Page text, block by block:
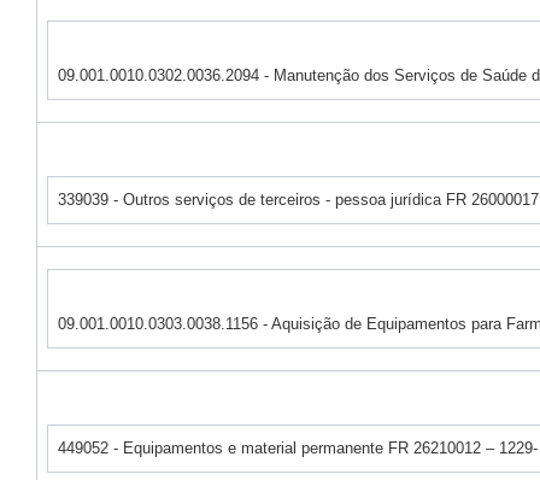
09.001.0010.0302.0036.2094 - Manutenção dos Serviços de Saúde
339039 - Outros serviços de terceiros - pessoa jurídica FR
09.001.0010.0303.0038.1156 - Aquisição de Equipamentos para
449052 - Equipamentos e material permanente FR 26210012 – 1229-